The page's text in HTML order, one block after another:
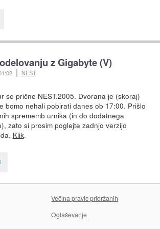
z Gigabyte (V)
NEST
se prične NEST.2005. Dvorana je (skoraj)
bomo nehali pobirati danes ob 17:00. Prišlo
sprememb urnika (in do dodatnega
zato si prosim poglejte zadnjo verzijo
Klik.
Večina pravic pridržanih
Oglaševanje